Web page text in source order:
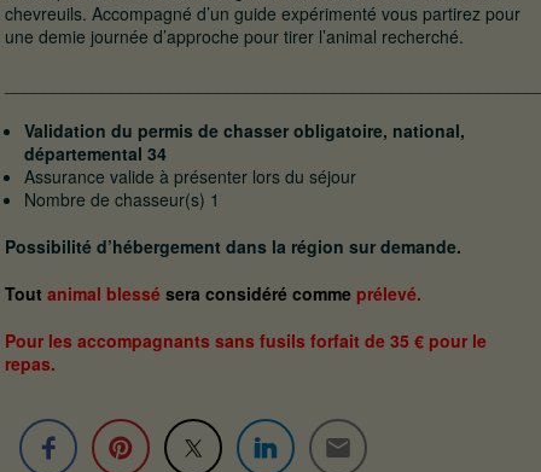
chevreuils. Accompagné d’un guide expérimenté vous partirez pour
une demie journée d’approche pour tirer l’animal recherché.
Validation du permis de chasser obligatoire, national,
départemental 34
Assurance valide à présenter lors du séjour
Nombre de chasseur(s) 1
Possibilité d’hébergement dans la région sur demande.
Tout animal blessésera considéré comme prélevé.
Pour les accompagnants sans fusils forfait de 35 € pour le
repas.